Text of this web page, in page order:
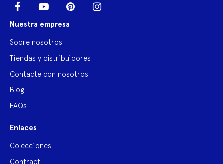
Facebook YouTube Pinterest
Nuestra empresa
Sobre nosotros
Tiendas y distribuidores
Contacte con nosotros
Blog
FAQs
Enlaces
Colecciones
Contract